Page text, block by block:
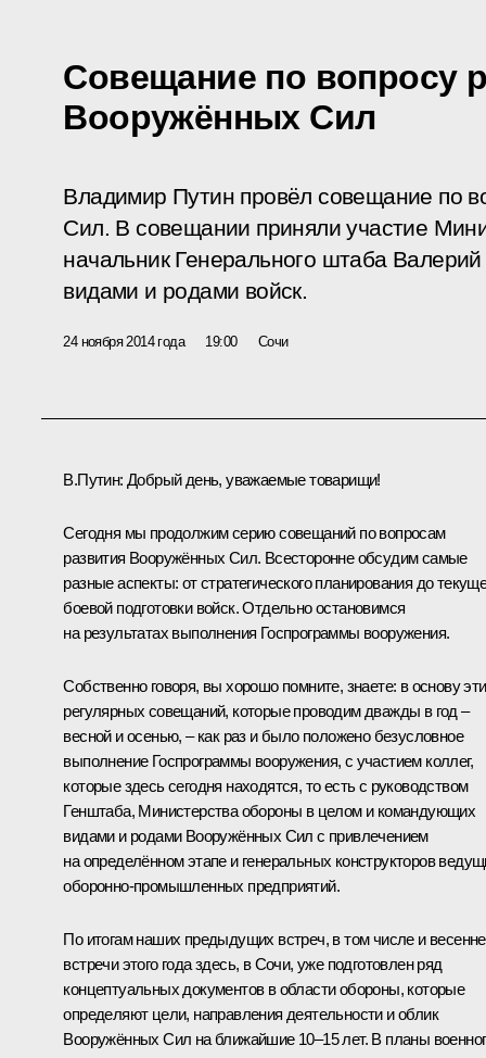
Совещание по вопросу
Вооружённых Сил
Владимир Путин провёл совещание по
Сил. В совещании приняли участие
начальник Генерального штаба
видами и родами войск.
24 ноября 2014 года 19:00 Сочи
В.Путин: Добрый день, уважаемые товарищи!
Сегодня мы продолжим серию совещаний по вопросам
развития Вооружённых Сил. Всесторонне обсудим самые
разные аспекты: от стратегического планирования до
боевой подготовки войск. Отдельно остановимся
на результатах выполнения Госпрограммы вооружения.
Собственно говоря, вы хорошо помните, знаете: в основу
регулярных совещаний, которые проводим дважды в год –
весной и осенью, – как раз и было положено безусловное
выполнение Госпрограммы вооружения, с участием коллег,
которые здесь сегодня находятся, то есть с руководством
Генштаба, Министерства обороны в целом и командующих
видами и родами Вооружённых Сил с привлечением
на определённом этапе и генеральных конструкторов
оборонно-промышленных предприятий.
По итогам наших предыдущих встреч, в том числе и
встречи этого года здесь, в Сочи, уже подготовлен ряд
концептуальных документов в области обороны, которые
определяют цели, направления деятельности и облик
Вооружённых Сил на ближайшие 10–15 лет. В планы